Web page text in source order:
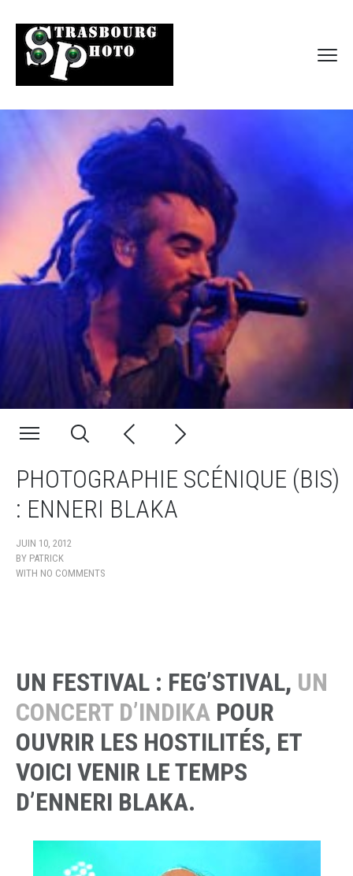
PHOTOGRAPHIE SCÉNIQUE (BIS)
: ENNERI BLAKA
JUIN 10, 2012
BY PATRICK
WITH NO COMMENTS
UN FESTIVAL : FEG’STIVAL, UN
CONCERT D’INDIKA POUR
OUVRIR LES HOSTILITÉS, ET
VOICI VENIR LE TEMPS
D’ENNERI BLAKA.